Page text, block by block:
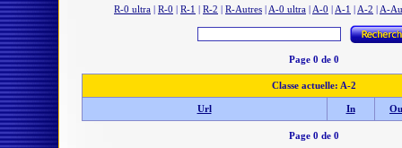
R-0 ultra | R-0 | R-1 | R-2 | R-Autres | A-0 ultra | A-0 | A-1 | A-2 | A-
Page 0 de 0
Classe actuelle: A-2
Url In
Page 0 de 0